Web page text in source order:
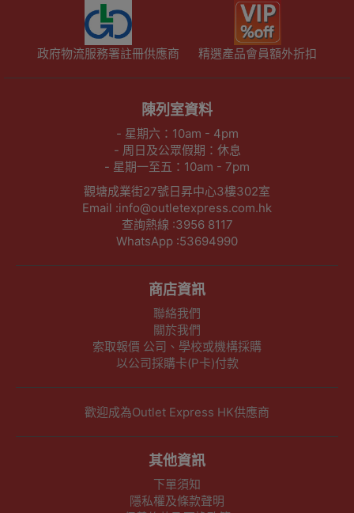
政府物流服務署註冊供應商 精選產品會員額外折扣
陳列室資料
- 星期六：10am - 4pm
- 周日及公眾假期：休息
- 星期一至五：10am - 7pm
觀塘成業街27號日昇中心3樓302室
Email :info@outletexpress.com.hk
查詢熱線 :3956 8117
WhatsApp :53694990
商店資訊
聯絡我們
關於我們
索取報價 公司、學校或機構採購
以公司採購卡(P卡)付款
歡迎成為Outlet Express HK供應商
其他資訊
下單須知
隱私權及條款聲明